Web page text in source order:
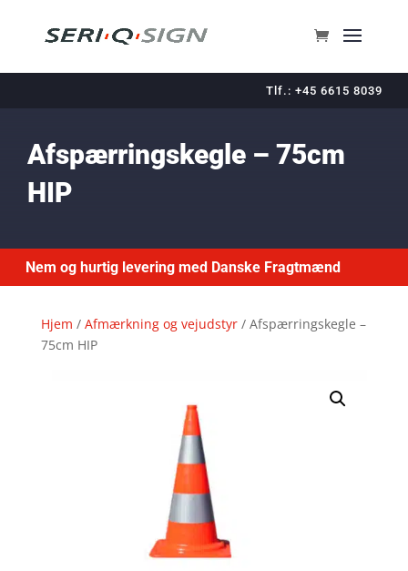
Tlf.: +45 6615 8039
Afspærringskegle – 75cm
HIP
Nem og hurtig levering med Danske Fragtmænd
Hjem / Afmærkning og vejudstyr/ Afspærringskegle –
75cm HIP